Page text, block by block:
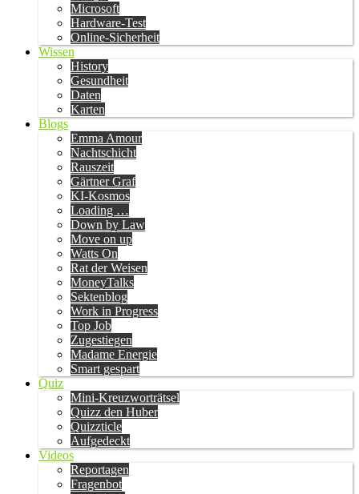
Microsoft
Hardware-Test
Online-Sicherheit
Wissen
History
Gesundheit
Daten
Karten
Blogs
Emma Amour
Nachtschicht
Rauszeit
Gärtner Graf
KI-Kosmos
Loading …
Down by Law
Move on up
Watts On
Rat der Weisen
MoneyTalks
Sektenblog
Work in Progress
Top Job
Zugestiegen
Madame Energie
Smart gespart
Quiz
Mini-Kreuzworträtsel
Quizz den Huber
Quizzticle
Aufgedeckt
Videos
Reportagen
Fragenbot